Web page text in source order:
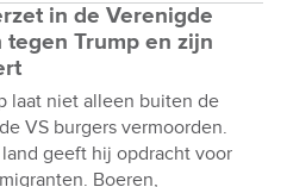
in de Verenigde
tegen Trump en zijn
laat niet alleen buiten de
VS burgers vermoorden.
geeft hij opdracht voor
Boeren,